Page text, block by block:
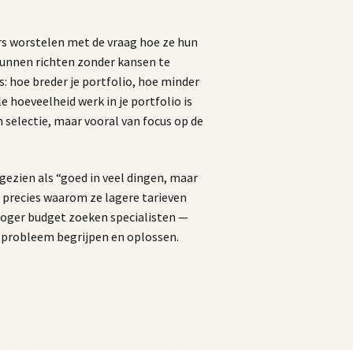
worstelen met de vraag hoe ze hun
richten zonder kansen te
hoe breder je portfolio, hoe minder
hoeveelheid werk in je portfolio is
maar vooral van focus op de
als “goed in veel dingen, maar
waarom ze lagere tarieven
budget zoeken specialisten —
begrijpen en oplossen.